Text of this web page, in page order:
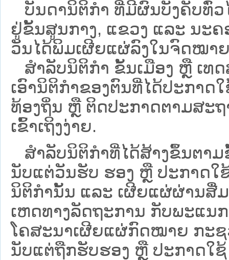
ບັນດານິຕິກໍາ ທີ່ມີຜົນບັງຄັບທົ່ວ
ຢູ່ຂັ້ນ​ສູນ​ກາງ, ແຂວງ ແລະ ນ
ວັນໄດ້ພິມເຜີຍແຜ່ລົງໃນຈົດໝາ
ສຳລັບນິ​ຕິ​ກຳ ຂັ້ນເມືອງ ຫຼື ເທ
ເອົານິຕິກຳຂອງຕົນທີ່ໄດ້ປະກາ
ທ້ອງຖິ່ນ ຫຼື ຕິດປະກາດຕາມສະ
ເຂົ້າເຖິງງ່າຍ.
ສໍາລັບນິຕິກໍາທີ່ໄດ້ສ້າງຂຶ້ນຕາ
ນັບແຕ່ວັນຮັບ ຮອງ ຫຼື ປະກາດໃ
ນິຕິກໍານັ້ນ ແລະ ເຜີຍແຜ່ຜ່ານສື່
ເຫດທາງລັດຖະການ ກັບ​ພະແນ
ໂຄສະນາເຜີຍແຜ່ກົດໝາຍ ກະ
ນັບແຕ່ຖືກຮັບຮອງ ຫຼື ປະກາດໃຊ້